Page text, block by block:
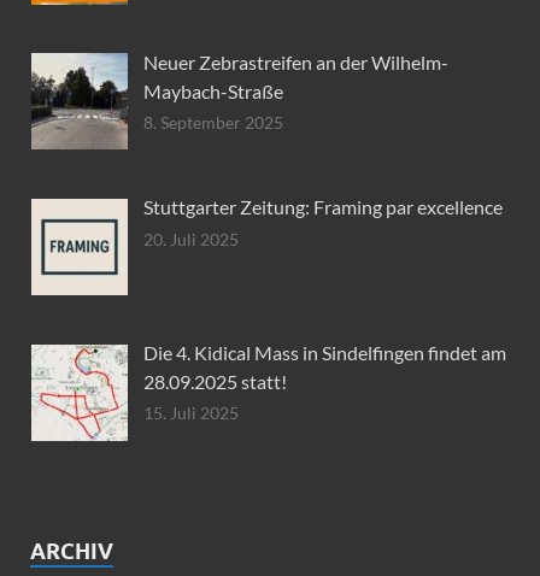
Neuer Zebrastreifen an der Wilhelm-
Maybach-Straße
8. September 2025
Stuttgarter Zeitung: Framing par excellence
20. Juli 2025
Die 4. Kidical Mass in Sindelfingen findet am
28.09.2025 statt!
15. Juli 2025
ARCHIV